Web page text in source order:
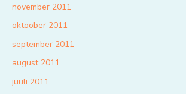
november 2011
oktoober 2011
september 2011
august 2011
juuli 2011